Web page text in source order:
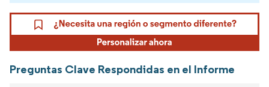
Preguntas Clave Respondidas en el Informe